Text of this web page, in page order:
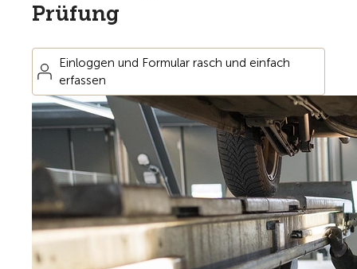
Prüfung
Einloggen und Formular rasch und einfach
erfassen